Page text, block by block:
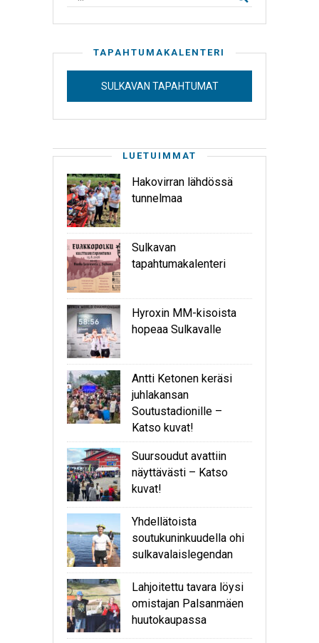
TAPAHTUMAKALENTERI
SULKAVAN TAPAHTUMAT
LUETUIMMAT
Hakovirran lähdössä
tunnelmaa
Sulkavan
tapahtumakalenteri
Hyroxin MM-kisoista
hopeaa Sulkavalle
Antti Ketonen keräsi
juhlakansan
Soutustadionille –
Katso kuvat!
Suursoudut avattiin
näyttävästi – Katso
kuvat!
Yhdellätoista
soutukuninkuudella ohi
sulkavalaislegendan
Lahjoitettu tavara löysi
omistajan Palsanmäen
huutokaupassa